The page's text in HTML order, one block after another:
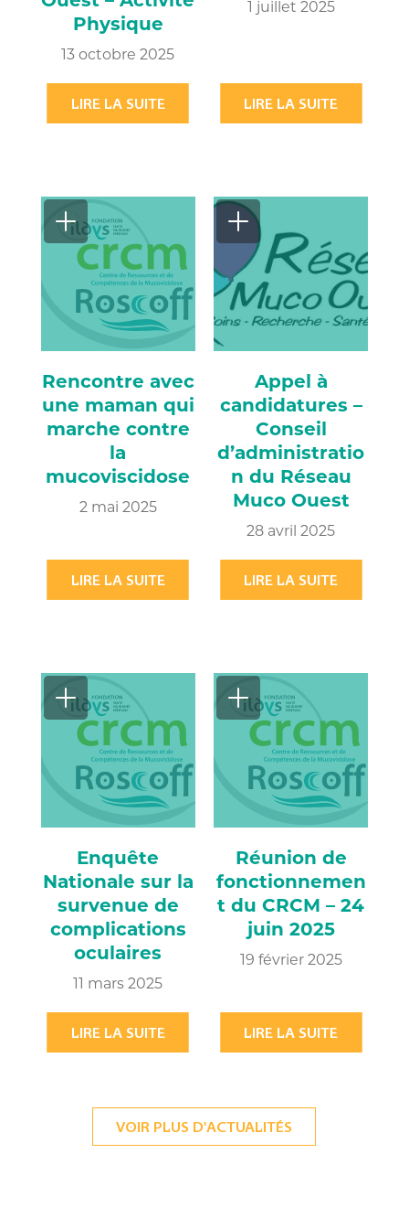
Physique
13 octobre 2025
LIRE LA SUITE
1 juillet 2025
LIRE LA SUITE
Rencontre avec
une maman qui
marche contre
la
mucoviscidose
2 mai 2025
LIRE LA SUITE
Appel à
candidatures –
Conseil
d’administratio
n du Réseau
Muco Ouest
28 avril 2025
LIRE LA SUITE
Enquête
Nationale sur la
survenue de
complications
oculaires
11 mars 2025
LIRE LA SUITE
Réunion de
fonctionnemen
t du CRCM – 24
juin 2025
19 février 2025
LIRE LA SUITE
VOIR PLUS D'ACTUALITÉS